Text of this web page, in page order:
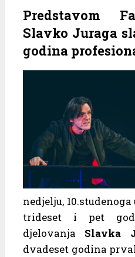
Predstavom
Slavko Juraga
godina
nedjelju,
trideset i pet
djelovanja Slavka
dvadeset godina